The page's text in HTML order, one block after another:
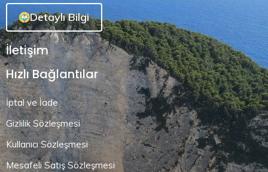
Detaylı Bilgi
İletişim
Hızlı Bağlantılar
İptal ve İade
Gizlilik Sözleşmesi
Kullanıcı Sözleşmesi
Mesafeli Satış Sözleşmesi